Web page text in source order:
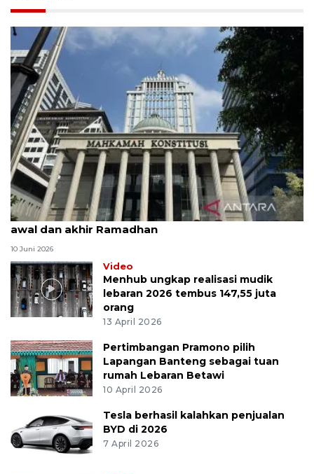
MK uji materi UU Peradilan Agama perihal isbat
awal dan akhir Ramadhan
10 Juni 2026
Video
Menhub ungkap realisasi mudik
lebaran 2026 tembus 147,55 juta
orang
13 April 2026
Pertimbangan Pramono pilih
Lapangan Banteng sebagai tuan
rumah Lebaran Betawi
10 April 2026
Tesla berhasil kalahkan penjualan
BYD di 2026
7 April 2026